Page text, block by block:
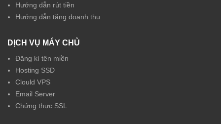
Hướng dẫn rút tiền
Hướng dẫn tăng doanh thu
DỊCH VỤ MÁY CHỦ
Đăng kí tên miền
Hosting SSD
Clould VPS
Email Server
Chứng thực SSL